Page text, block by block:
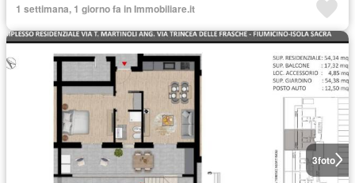
1 settimana, 1 giorno fa in Immobiliare.it
3foto